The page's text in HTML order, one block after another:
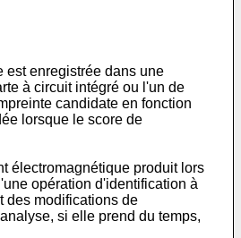
est enregistrée dans une
à circuit intégré ou l'un de
candidate en fonction
lorsque le score de
électromagnétique produit lors
opération d'identification à
des modifications de
si elle prend du temps,